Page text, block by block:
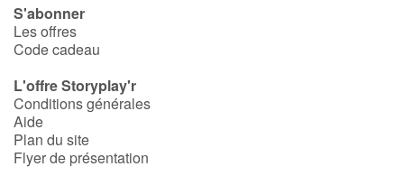
S'abonner
Les offres
Code cadeau
L'offre Storyplay'r
Conditions générales
Aide
Plan du site
Flyer de présentation